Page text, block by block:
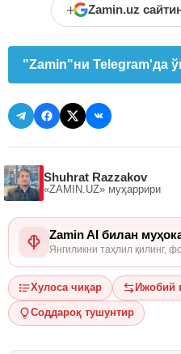
+ Zamin.uz
"Zamin"ни Telegram'да
Shuhrat Razzakov
«ZAMIN.UZ» муҳаррири
Zamin AI билан
Янгиликни таҳлил қилинг,
Хулоса чиқар Ижобий
Соддароқ тушунтир